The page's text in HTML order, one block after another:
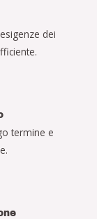
dei
termine e